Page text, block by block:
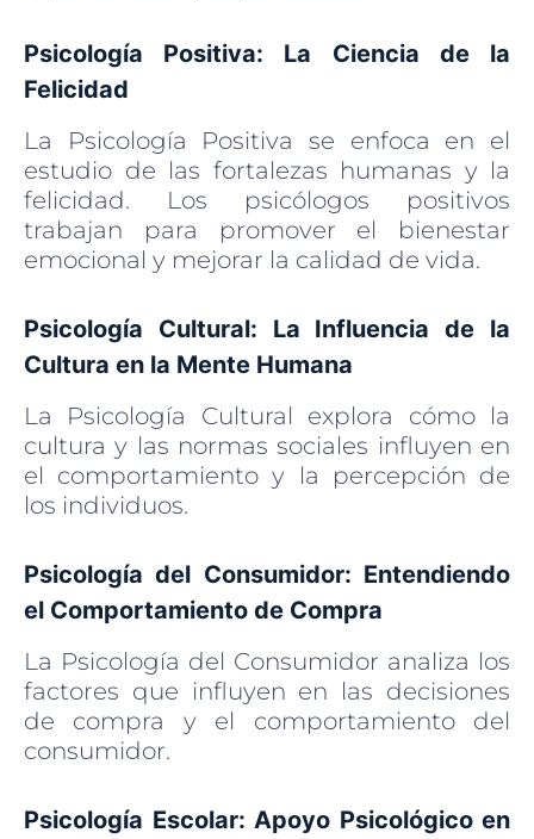
Psicología Positiva: La Ciencia de la
Felicidad
La Psicología Positiva se enfoca en el
estudio de las fortalezas humanas y la
felicidad. Los psicólogos positivos
trabajan para promover el bienestar
emocional y mejorar la calidad de vida.
Psicología Cultural: La Influencia de la
Cultura en la Mente Humana
La Psicología Cultural explora cómo la
cultura y las normas sociales influyen en
el comportamiento y la percepción de
los individuos.
Psicología del Consumidor: Entendiendo
el Comportamiento de Compra
La Psicología del Consumidor analiza los
factores que influyen en las decisiones
de compra y el comportamiento del
consumidor.
Psicología Escolar: Apoyo Psicológico en